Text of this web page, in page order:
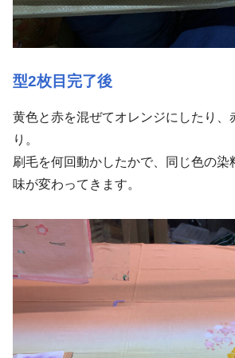
型2枚目完了後
黄色と赤を混ぜてオレンジにしたり、
り。
刷毛を何回動かしたかで、同じ色の染
味が変わってきます。